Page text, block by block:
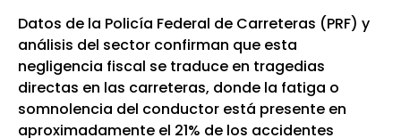
Datos de la Policía Federal de Carreteras (PRF) y
análisis del sector confirman que esta
negligencia fiscal se traduce en tragedias
directas en las carreteras, donde la fatiga o
somnolencia del conductor está presente en
aproximadamente el 21% de los accidentes